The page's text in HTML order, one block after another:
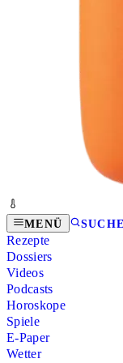
MENÜ SUCHE
Rezepte
Dossiers
Videos
Podcasts
Horoskope
Spiele
E-Paper
Wetter